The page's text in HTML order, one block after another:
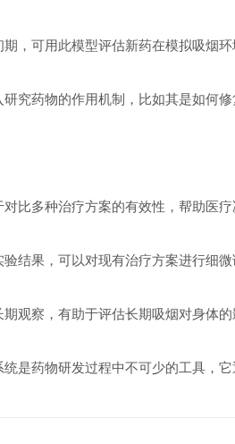
可用此模型评估新药在模拟吸烟环
药物的作用机制，比如其是如何修
多种治疗方案的有效性，帮助医疗
果，可以对现有治疗方案进行细微
察，有助于评估长期吸烟对身体的
药物研发过程中不可少的工具，它